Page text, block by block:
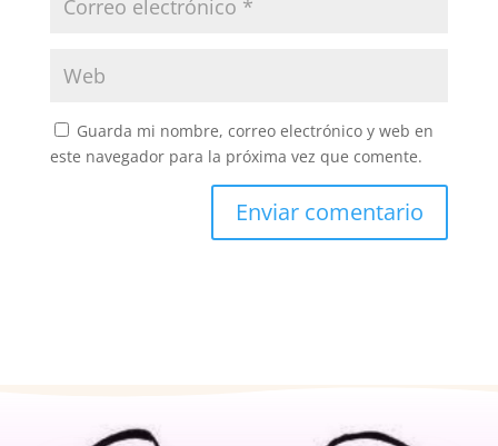
Guarda mi nombre, correo electrónico y web en
este navegador para la próxima vez que comente.